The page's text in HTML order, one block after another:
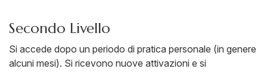
Secondo Livello
Si accede dopo un periodo di pratica personale (in genere
alcuni mesi). Si ricevono nuove attivazioni e si